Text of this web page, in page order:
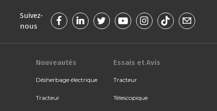
Suivez-
nous
Nouveautés
Désherbage électrique
Tracteur
Essais et Avis
Tracteur
Télescopique